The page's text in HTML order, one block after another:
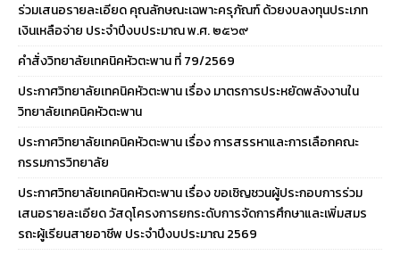
ร่วมเสนอรายละเอียด คุณลักษณะเฉพาะครุภัณฑ์ ด้วยงบลงทุนประเภท
เงินเหลือจ่าย ประจําปีงบประมาณ พ.ศ. ๒๕๖๙
คำสั่งวิทยาลัยเทคนิคหัวตะพาน ที่ 79/2569
ประกาศวิทยาลัยเทคนิคหัวตะพาน เรื่อง มาตรการประหยัดพลังงานใน
วิทยาลัยเทคนิคหัวตะพาน
ประกาศวิทยาลัยเทคนิคหัวตะพาน เรื่อง การสรรหาและการเลือกคณะ
กรรมการวิทยาลัย
ประกาศวิทยาลัยเทคนิคหัวตะพาน เรื่อง ขอเชิญชวนผู้ประกอบการร่วม
เสนอรายละเอียด วัสดุโครงการยกระดับการจัดการศึกษาและเพิ่มสมร
รถะผู้เรียนสายอาชีพ ประจำปีงบประมาณ 2569